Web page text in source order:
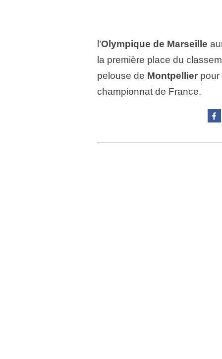
l’Olympique de Marseille
la première place du
pelouse de Montpellier pour
championnat de France.